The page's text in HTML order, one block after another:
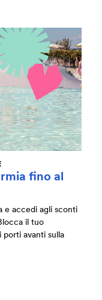
fino al
e accedi agli sconti
il tuo
avanti sulla